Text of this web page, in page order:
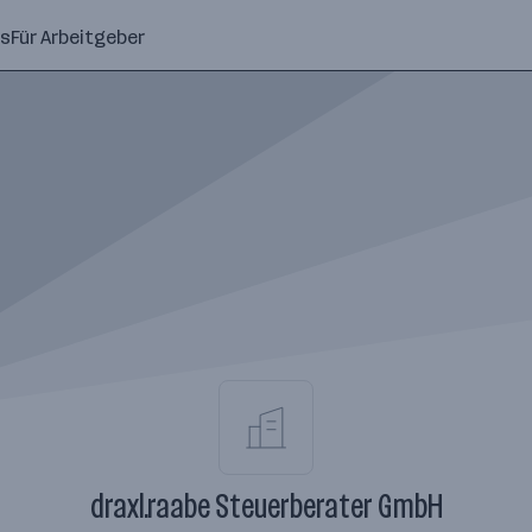
Für Arbeitgeber
draxl.raabe Steuerberater GmbH